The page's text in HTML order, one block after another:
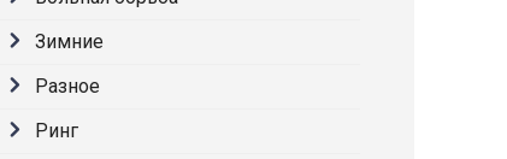
Зимние
Разное
Ринг